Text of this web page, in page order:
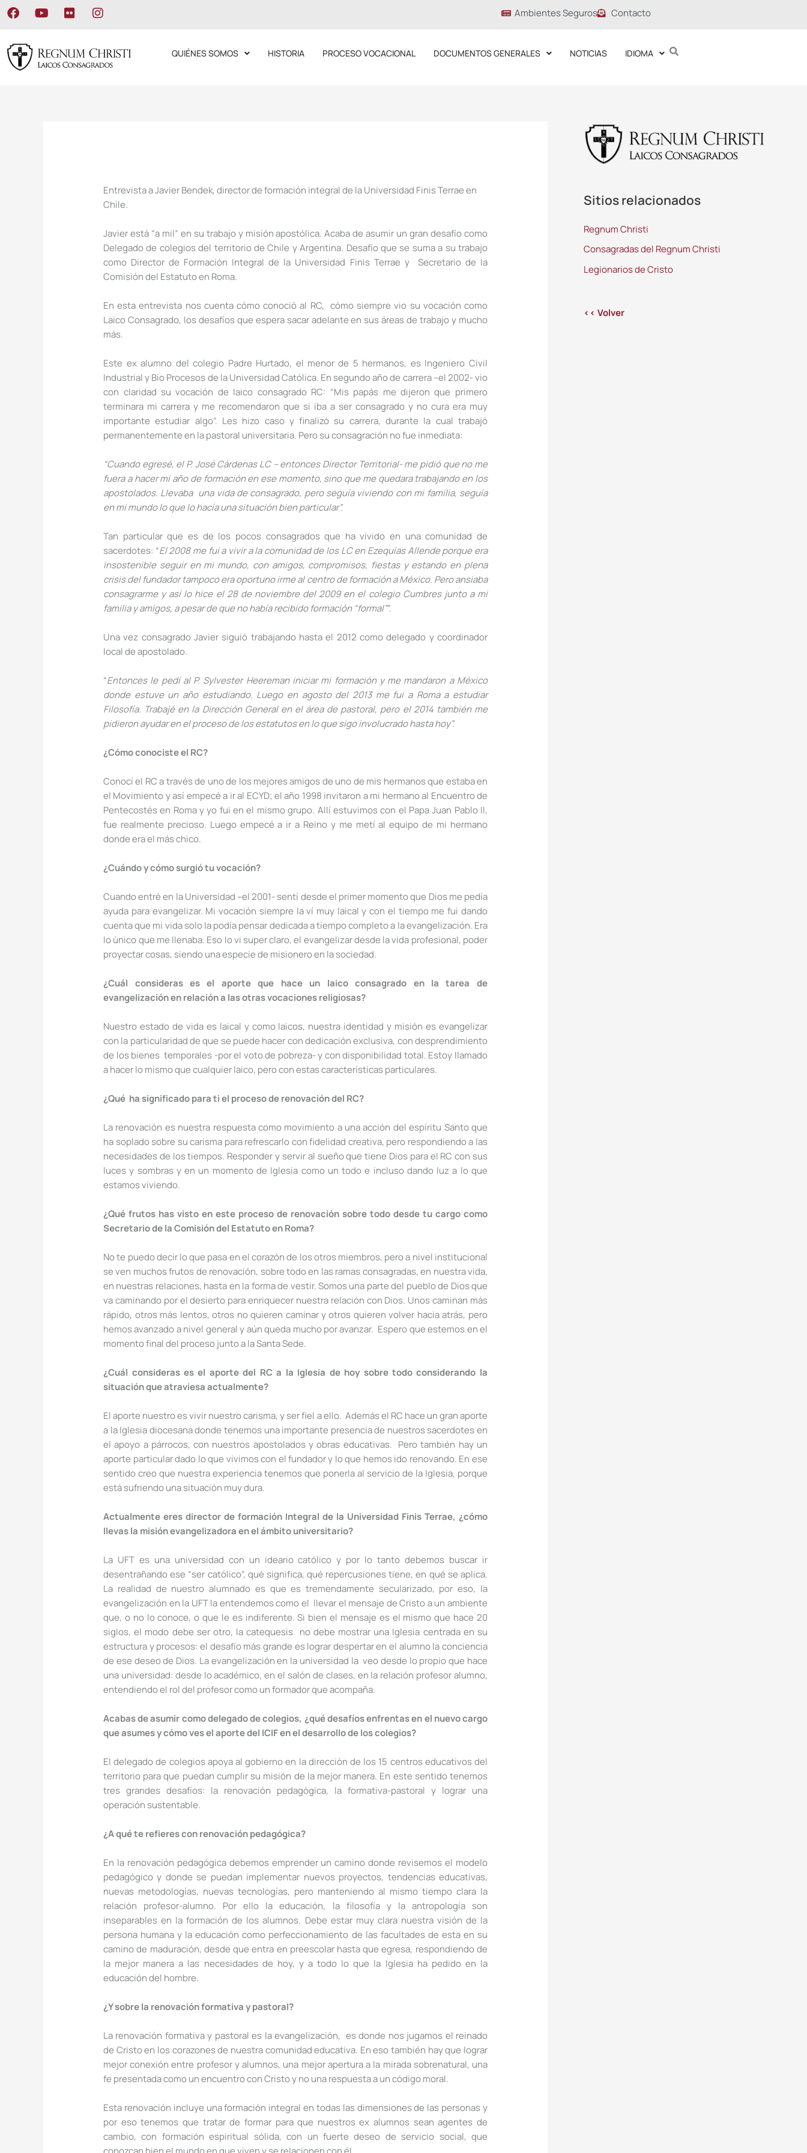
F
a
e
b
o
Y
t
u
b
F
l
c
k
r
I
n
t
a
g
Ambientes Seguros Contacto
QUIÉNES SOMOS HISTORIA PROCESO VOCACIONAL DOCUMENTOS GENERALES NOTICIAS IDIOMA
Entrevista a Javier Bendek, director de formación integral de la Universidad Finis Terrae en
Chile.
Javier está “a mil” en su trabajo y misión apostólica. Acaba de asumir un gran desafío como
Delegado de colegios del territorio de Chile y Argentina. Desafío que se suma a su trabajo
como Director de Formación Integral de la Universidad Finis Terrae y Secretario de la
Comisión del Estatuto en Roma.
En esta entrevista nos cuenta cómo conoció al RC, cómo siempre vio su vocación como
Laico Consagrado, los desafíos que espera sacar adelante en sus áreas de trabajo y mucho
más.
Este ex alumno del colegio Padre Hurtado, el menor de 5 hermanos, es Ingeniero Civil
Industrial y Bio Procesos de la Universidad Católica. En segundo año de carrera –el 2002- vio
con claridad su vocación de laico consagrado RC: “Mis papás me dijeron que primero
terminara mi carrera y me recomendaron que si iba a ser consagrado y no cura era muy
importante estudiar algo”. Les hizo caso y finalizó su carrera, durante la cual trabajó
permanentemente en la pastoral universitaria. Pero su consagración no fue inmediata:
“Cuando egresé, el P. José Cárdenas LC – entonces Director Territorial- me pidió que no me
fuera a hacer mi año de formación en ese momento, sino que me quedara trabajando en los
apostolados. Llevaba una vida de consagrado, pero seguía viviendo con mi familia, seguía
en mi mundo lo que lo hacía una situación bien particular”.
Tan particular que es de los pocos consagrados que ha vivido en una comunidad de
sacerdotes: “El 2008 me fui a vivir a la comunidad de los LC en Ezequías Allende porque era
insostenible seguir en mi mundo, con amigos, compromisos, fiestas y estando en plena
crisis del fundador tampoco era oportuno irme al centro de formación a México. Pero ansiaba
consagrarme y así lo hice el 28 de noviembre del 2009 en el colegio Cumbres junto a mi
familia y amigos, a pesar de que no había recibido formación “formal””.
Una vez consagrado Javier siguió trabajando hasta el 2012 como delegado y coordinador
local de apostolado.
“Entonces le pedí al P. Sylvester Heereman iniciar mi formación y me mandaron a México
donde estuve un año estudiando. Luego en agosto del 2013 me fui a Roma a estudiar
Filosofía. Trabajé en la Dirección General en el área de pastoral, pero el 2014 también me
pidieron ayudar en el proceso de los estatutos en lo que sigo involucrado hasta hoy”.
¿Cómo conociste el RC?
Conocí el RC a través de uno de los mejores amigos de uno de mis hermanos que estaba en
el Movimiento y así empecé a ir al ECYD; el año 1998 invitaron a mi hermano al Encuentro de
Pentecostés en Roma y yo fui en el mismo grupo. Allí estuvimos con el Papa Juan Pablo II,
fue realmente precioso. Luego empecé a ir a Reino y me metí al equipo de mi hermano
donde era el más chico.
¿Cuándo y cómo surgió tu vocación?
Cuando entré en la Universidad –el 2001- sentí desde el primer momento que Dios me pedía
ayuda para evangelizar. Mi vocación siempre la ví muy laical y con el tiempo me fui dando
cuenta que mi vida solo la podía pensar dedicada a tiempo completo a la evangelización. Era
lo único que me llenaba. Eso lo vi super claro, el evangelizar desde la vida profesional, poder
proyectar cosas, siendo una especie de misionero en la sociedad.
¿Cuál consideras es el aporte que hace un laico consagrado en la tarea de
evangelización en relación a las otras vocaciones religiosas?
Nuestro estado de vida es laical y como laicos, nuestra identidad y misión es evangelizar
con la particularidad de que se puede hacer con dedicación exclusiva, con desprendimiento
de los bienes temporales -por el voto de pobreza- y con disponibilidad total. Estoy llamado
a hacer lo mismo que cualquier laico, pero con estas características particulares.
¿Qué ha significado para ti el proceso de renovación del RC?
La renovación es nuestra respuesta como movimiento a una acción del espíritu Santo que
ha soplado sobre su carisma para refrescarlo con fidelidad creativa, pero respondiendo a las
necesidades de los tiempos. Responder y servir al sueño que tiene Dios para el RC con sus
luces y sombras y en un momento de Iglesia como un todo e incluso dando luz a lo que
estamos viviendo.
¿Qué frutos has visto en este proceso de renovación sobre todo desde tu cargo como
Secretario de la Comisión del Estatuto en Roma?
No te puedo decir lo que pasa en el corazón de los otros miembros, pero a nivel institucional
se ven muchos frutos de renovación, sobre todo en las ramas consagradas, en nuestra vida,
en nuestras relaciones, hasta en la forma de vestir. Somos una parte del pueblo de Dios que
va caminando por el desierto para enriquecer nuestra relación con Dios. Unos caminan más
rápido, otros más lentos, otros no quieren caminar y otros quieren volver hacia atrás, pero
hemos avanzado a nivel general y aún queda mucho por avanzar. Espero que estemos en el
momento final del proceso junto a la Santa Sede.
¿Cuál consideras es el aporte del RC a la Iglesia de hoy sobre todo considerando la
situación que atraviesa actualmente?
El aporte nuestro es vivir nuestro carisma, y ser fiel a ello. Además el RC hace un gran aporte
a la Iglesia diocesana donde tenemos una importante presencia de nuestros sacerdotes en
el apoyo a párrocos, con nuestros apostolados y obras educativas. Pero también hay un
aporte particular dado lo que vivimos con el fundador y lo que hemos ido renovando. En ese
sentido creo que nuestra experiencia tenemos que ponerla al servicio de la Iglesia, porque
está sufriendo una situación muy dura.
Actualmente eres director de formación Integral de la Universidad Finis Terrae, ¿cómo
llevas la misión evangelizadora en el ámbito universitario?
La UFT es una universidad con un ideario católico y por lo tanto debemos buscar ir
desentrañando ese “ser católico”, qué significa, qué repercusiones tiene, en qué se aplica.
La realidad de nuestro alumnado es que es tremendamente secularizado, por eso, la
evangelización en la UFT la entendemos como el llevar el mensaje de Cristo a un ambiente
que, o no lo conoce, o que le es indiferente. Si bien el mensaje es el mismo que hace 20
siglos, el modo debe ser otro, la catequesis no debe mostrar una Iglesia centrada en su
estructura y procesos: el desafío más grande es lograr despertar en el alumno la conciencia
de ese deseo de Dios. La evangelización en la universidad la veo desde lo propio que hace
una universidad: desde lo académico, en el salón de clases, en la relación profesor alumno,
entendiendo el rol del profesor como un formador que acompaña.
Acabas de asumir como delegado de colegios, ¿qué desafíos enfrentas en el nuevo cargo
que asumes y cómo ves el aporte del ICIF en el desarrollo de los colegios?
El delegado de colegios apoya al gobierno en la dirección de los 15 centros educativos del
territorio para que puedan cumplir su misión de la mejor manera. En este sentido tenemos
tres grandes desafíos: la renovación pedagógica, la formativa-pastoral y lograr una
operación sustentable.
¿A qué te refieres con renovación pedagógica?
En la renovación pedagógica debemos emprender un camino donde revisemos el modelo
pedagógico y donde se puedan implementar nuevos proyectos, tendencias educativas,
nuevas metodologías, nuevas tecnologías, pero manteniendo al mismo tiempo clara la
relación profesor-alumno. Por ello la educación, la filosofía y la antropología son
inseparables en la formación de los alumnos. Debe estar muy clara nuestra visión de la
persona humana y la educación como perfeccionamiento de las facultades de esta en su
camino de maduración, desde que entra en preescolar hasta que egresa, respondiendo de
la mejor manera a las necesidades de hoy, y a todo lo que la Iglesia ha pedido en la
educación del hombre.
¿Y sobre la renovación formativa y pastoral?
La renovación formativa y pastoral es la evangelización, es donde nos jugamos el reinado
de Cristo en los corazones de nuestra comunidad educativa. En eso también hay que lograr
mejor conexión entre profesor y alumnos, una mejor apertura a la mirada sobrenatural, una
fe presentada como un encuentro con Cristo y no una respuesta a un código moral.
Esta renovación incluye una formación integral en todas las dimensiones de las personas y
por eso tenemos que tratar de formar para que nuestros ex alumnos sean agentes de
cambio, con formación espiritual sólida, con un fuerte deseo de servicio social, que
Sitios relacionados
Regnum Christi
Consagradas del Regnum Christi
Legionarios de Cristo
<< Volver